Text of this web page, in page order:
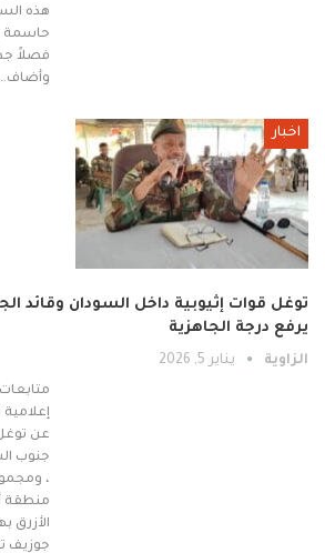
هذه
حاسمة
فصلاً
اخبار
توغل قوات إثيوبية داخل السودان وقائد
يرفع درجة الجاهزية
الزاوية يناير 5, 2026
عن توغل
جنوب
،
منطقة
الأزرق
جوزيف